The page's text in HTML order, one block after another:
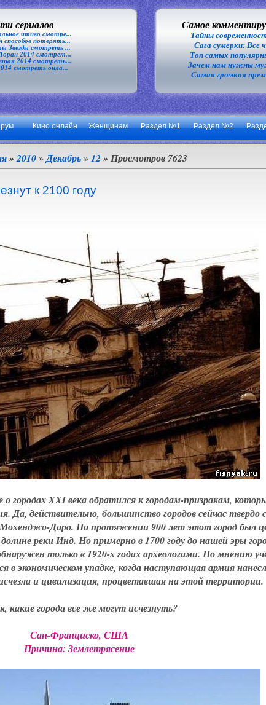
сериалов
чтиво смотре...
способов потерять...
Звезды смотреть ...
2014 смотрет...
2014 смотреть...
смотреть онла...
Самое
Тайны
Сага сумерки: Все
Топ самых
Зачем нам нужны
Самая громкая
Кино онлайн Женщинам Раздел №1 Раздел №2
»2010 »Декабрь » 12 » Просмотров 7623
к 2100 году
городах XXI века обратился к городам-призракам,
Да, действительно, большинство городов сейчас
Мохенджо-Даро. На протяжении 900 лет этот город был
реки Инд. Но примерно в 1700 году до нашей эры
только в 1920-х годах археологами. По мнению
экономическом упадке, когда наступающая армия
и цивилизация, процветавшая на этой территории.
какие города все же могут исчезнуть?
Сан-Франциско, США
Причина: Землетрясение